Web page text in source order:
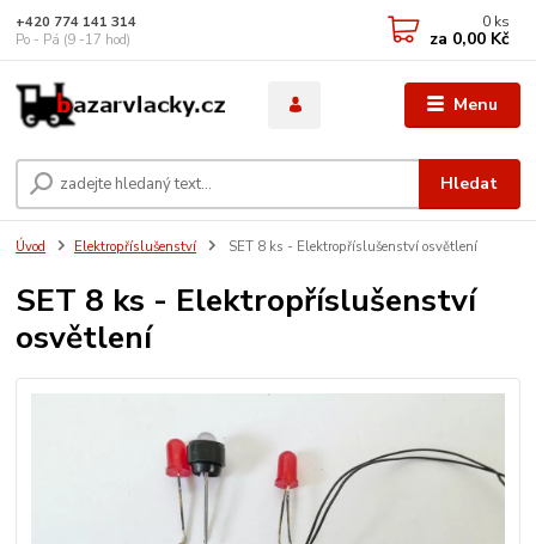
Menu
Hledat
+420 774 141 314
Po - Pá (9 -17 hod)
0 ks
za 0,00 Kč
Úvod Elektropříslušenství SET 8 ks - Elektropříslušenství osvětlení
SET 8 ks - Elektropříslušenství
osvětlení